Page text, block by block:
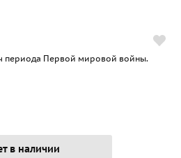
периода Первой мировой войны.
в наличии